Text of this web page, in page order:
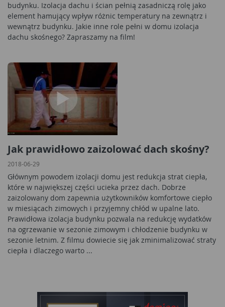
budynku. Izolacja dachu i ścian pełnią zasadniczą rolę jako
element hamujący wpływ różnic temperatury na zewnątrz i
wewnątrz budynku. Jakie inne role pełni w domu izolacja
dachu skośnego? Zapraszamy na film!
Jak prawidłowo zaizolować dach skośny?
2018-06-29
Głównym powodem izolacji domu jest redukcja strat ciepła,
które w największej części ucieka przez dach. Dobrze
zaizolowany dom zapewnia użytkowników komfortowe ciepło
w miesiącach zimowych i przyjemny chłód w upalne lato.
Prawidłowa izolacja budynku pozwala na redukcję wydatków
na ogrzewanie w sezonie zimowym i chłodzenie budynku w
sezonie letnim. Z filmu dowiecie się jak zminimalizować straty
ciepła i dlaczego warto ...